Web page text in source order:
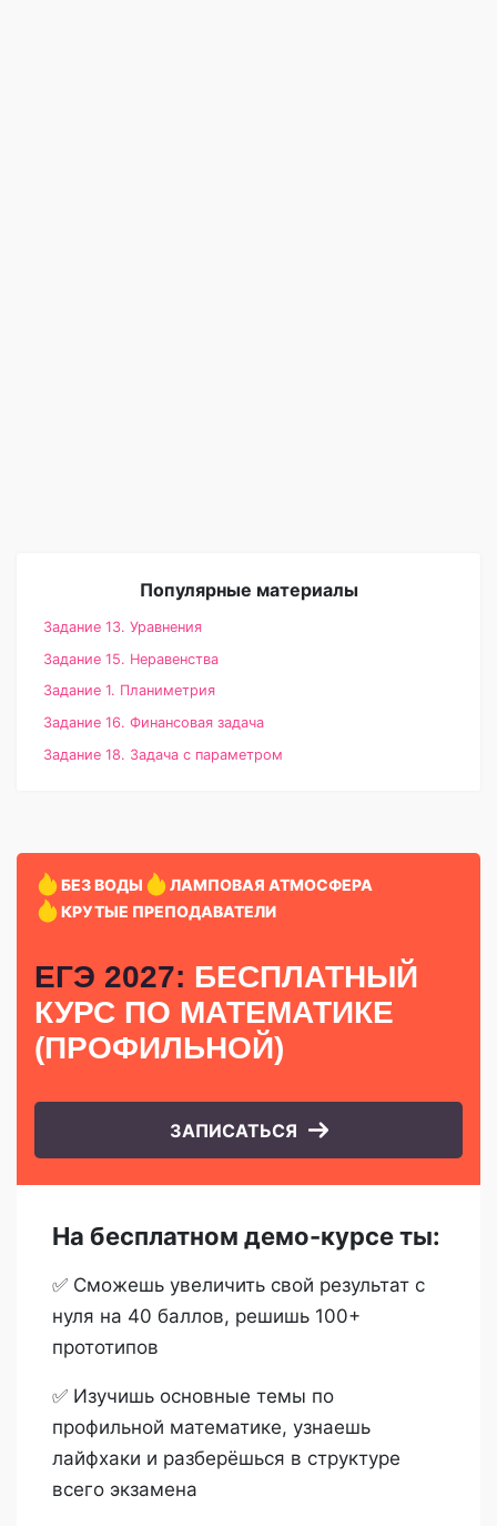
Популярные материалы
Задание 13. Уравнения
Задание 15. Неравенства
Задание 1. Планиметрия
Задание 16. Финансовая задача
Задание 18. Задача с параметром
БЕЗ ВОДЫ
ЛАМПОВАЯ АТМОСФЕРА
КРУТЫЕ ПРЕПОДАВАТЕЛИ
ЕГЭ 2027: БЕСПЛАТНЫЙ
КУРС ПО МАТЕМАТИКЕ
(ПРОФИЛЬНОЙ)
ЗАПИСАТЬСЯ
На бесплатном демо-курсе ты:
✅ Сможешь увеличить свой результат с
нуля на 40 баллов, решишь 100+
прототипов
✅ Изучишь основные темы по
профильной математике, узнаешь
лайфхаки и разберёшься в структуре
всего экзамена